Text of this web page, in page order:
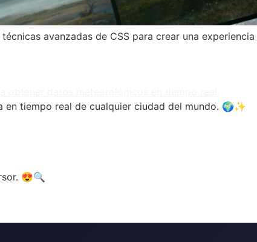
avanzadas de CSS para crear una
tiempo real de cualquier ciudad del mundo. 🌍✨
😍🔍